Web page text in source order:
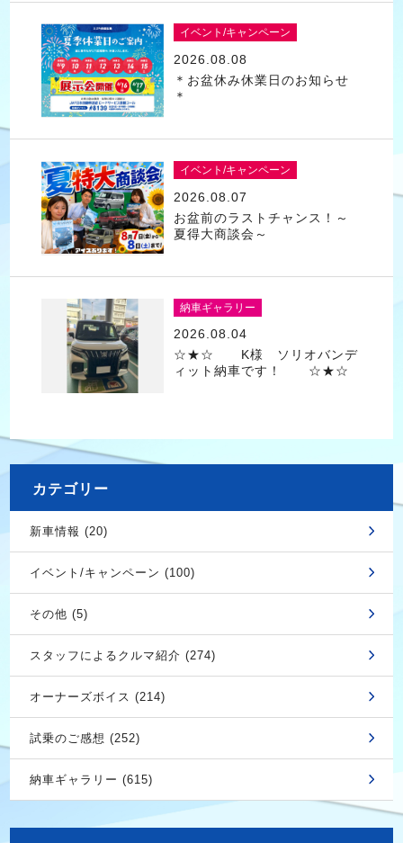
イベント/キャンペーン
2026.08.08
＊お盆休み休業日のお知らせ
＊
イベント/キャンペーン
2026.08.07
お盆前のラストチャンス！～
夏得大商談会～
納車ギャラリー
2026.08.04
☆★☆ K様 ソリオバンデ
ィット納車です！ ☆★☆
カテゴリー
新車情報 (20)
イベント/キャンペーン (100)
その他 (5)
スタッフによるクルマ紹介 (274)
オーナーズボイス (214)
試乗のご感想 (252)
納車ギャラリー (615)